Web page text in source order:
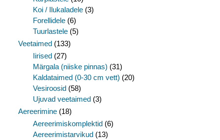
Koi / Ilukaladele (3)
Forellidele (6)
Tuurlastele (5)
Veetaimed (133)
Iirised (27)
Märgala (niiske pinnas) (31)
Kaldataimed (0-30 cm vett) (20)
Vesiroosid (58)
Ujuvad veetaimed (3)
Aereerimine (18)
Aereerimiskomplektid (6)
Aereerimistarvikud (13)